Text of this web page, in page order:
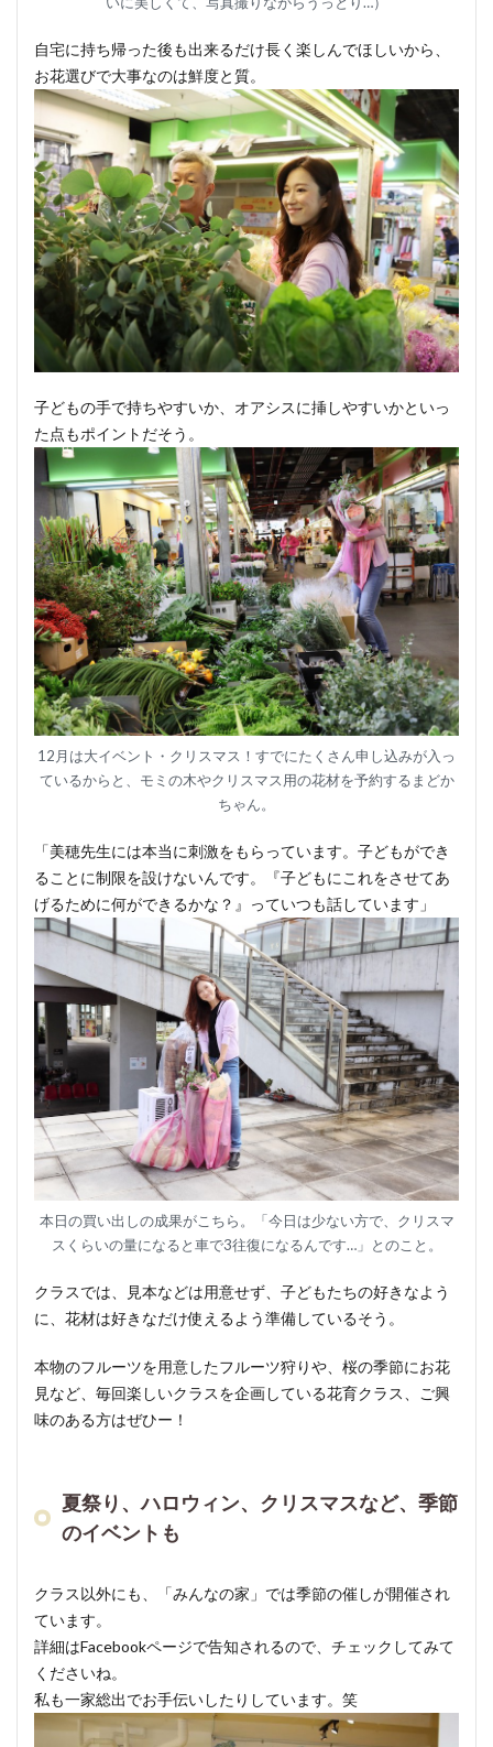
自宅に持ち帰った後も出来るだけ長く楽しんでほしいから、
お花選びで大事なのは鮮度と質。
子どもの手で持ちやすいか、オアシスに挿しやすいかといっ
た点もポイントだそう。
12月は大イベント・クリスマス！すでにたくさん申し込みが入っ
ているからと、モミの木やクリスマス用の花材を予約するまどか
ちゃん。
「美穂先生には本当に刺激をもらっています。子どもができ
ることに制限を設けないんです。『子どもにこれをさせてあ
げるために何ができるかな？』っていつも話しています」
本日の買い出しの成果がこちら。「今日は少ない方で、クリスマ
スくらいの量になると車で3往復になるんです…」とのこと。
クラスでは、見本などは用意せず、子どもたちの好きなよう
に、花材は好きなだけ使えるよう準備しているそう。
本物のフルーツを用意したフルーツ狩りや、桜の季節にお花
見など、毎回楽しいクラスを企画している花育クラス、ご興
味のある方はぜひー！
夏祭り、ハロウィン、クリスマスなど、季節
のイベントも
クラス以外にも、「みんなの家」では季節の催しが開催され
ています。
詳細はFacebookページで告知されるので、チェックしてみて
くださいね。
私も一家総出でお手伝いしたりしています。笑